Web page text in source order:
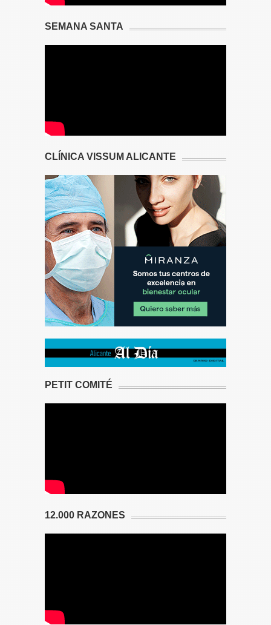
SEMANA SANTA
CLÍNICA VISSUM ALICANTE
PETIT COMITÉ
12.000 RAZONES